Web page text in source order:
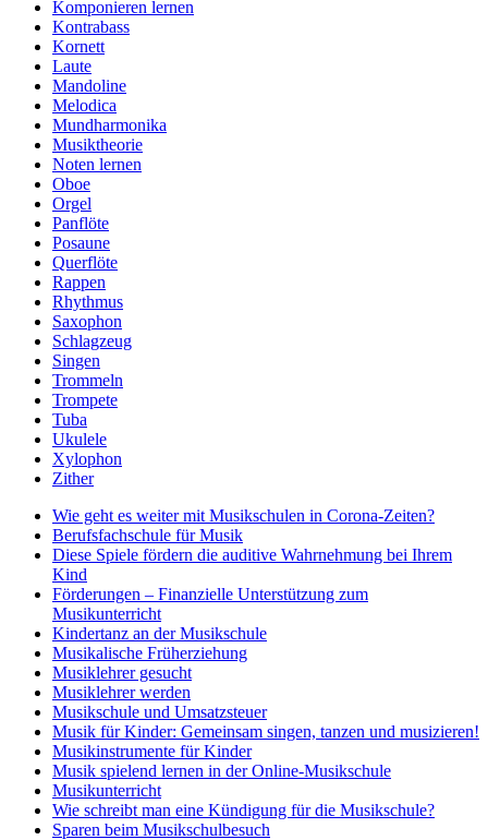
Komponieren lernen
Kontrabass
Kornett
Laute
Mandoline
Melodica
Mundharmonika
Musiktheorie
Noten lernen
Oboe
Orgel
Panflöte
Posaune
Querflöte
Rappen
Rhythmus
Saxophon
Schlagzeug
Singen
Trommeln
Trompete
Tuba
Ukulele
Xylophon
Zither
Wie geht es weiter mit Musikschulen in Corona-Zeiten?
Berufsfachschule für Musik
Diese Spiele fördern die auditive Wahrnehmung bei Ihrem
Kind
Förderungen – Finanzielle Unterstützung zum
Musikunterricht
Kindertanz an der Musikschule
Musikalische Früherziehung
Musiklehrer gesucht
Musiklehrer werden
Musikschule und Umsatzsteuer
Musik für Kinder: Gemeinsam singen, tanzen und musizieren!
Musikinstrumente für Kinder
Musik spielend lernen in der Online-Musikschule
Musikunterricht
Wie schreibt man eine Kündigung für die Musikschule?
Sparen beim Musikschulbesuch